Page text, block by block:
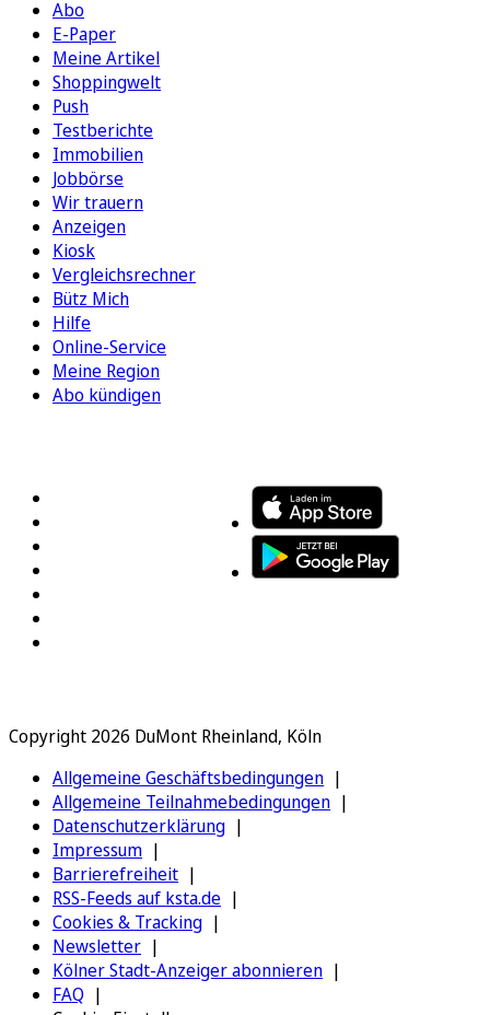
Abo
E-Paper
Meine Artikel
Shoppingwelt
Push
Testberichte
Immobilien
Jobbörse
Wir trauern
Anzeigen
Kiosk
Vergleichsrechner
Bütz Mich
Hilfe
Online-Service
Meine Region
Abo kündigen
Copyright 2026 DuMont Rheinland, Köln
Allgemeine Geschäftsbedingungen
Allgemeine Teilnahmebedingungen
Datenschutzerklärung
Impressum
Barrierefreiheit
RSS-Feeds auf ksta.de
Cookies & Tracking
Newsletter
Kölner Stadt-Anzeiger abonnieren
FAQ